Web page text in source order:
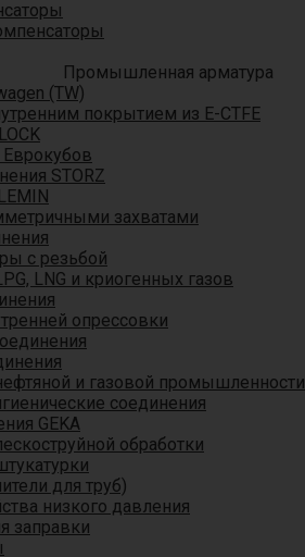
Промышленная арматура
(TW)
покрытием из E-CTFE
STORZ
захватами
с резьбой
LNG и криогенных газов
опрессовки
и газовой промышленности
соединения
GEKA
обработки
для труб)
низкого давления
заправки